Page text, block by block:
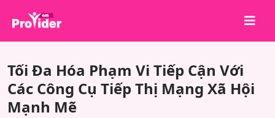
Về chúng tôi
Đăng nhập
Tối Đa Hóa Phạm Vi Tiếp Cận Với
Các Công Cụ Tiếp Thị Mạng Xã Hội
Mạnh Mẽ